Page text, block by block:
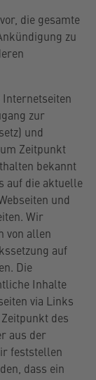
die gesamte
zu
zur
und
Zeitpunkt
bekannt
auf die aktuelle
und
Wir
von allen
auf
Die
Inhalte
via Links
des
aus der
feststellen
dass ein